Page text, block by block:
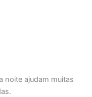
noite ajudam muitas